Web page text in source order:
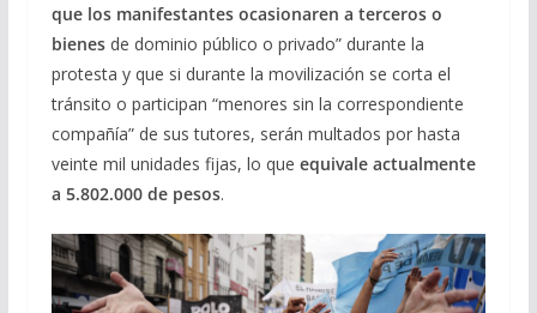
que los manifestantes ocasionaren a terceros o
bienesde dominio público o privado” durante la
protesta y que si durante la movilización se corta el
tránsito o participan “menores sin la correspondiente
compañía” de sus tutores, serán multados por hasta
veinte mil unidades fijas, lo que equivale actualmente
a 5.802.000 de pesos.